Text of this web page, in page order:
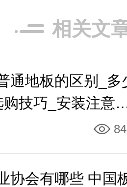
相关文
通地板的区别_多
技巧_安装注意
协会有哪些 中国